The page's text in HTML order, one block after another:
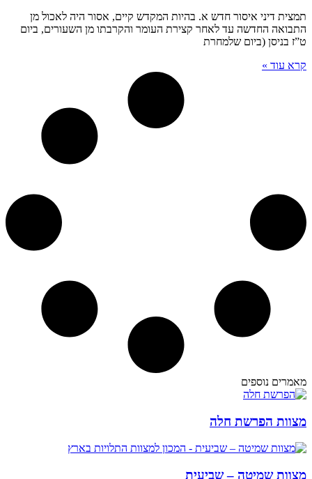
תמצית דיני איסור חדש א. בהיות המקדש קיים, אסור היה לאכול מן
התבואה החדשה עד לאחר קצירת העומר והקרבתו מן השעורים, ביום
ט”ז בניסן (ביום שלמחרת
קרא עוד »
מאמרים נוספים
מצוות הפרשת חלה
מצוות שמיטה – שביעית